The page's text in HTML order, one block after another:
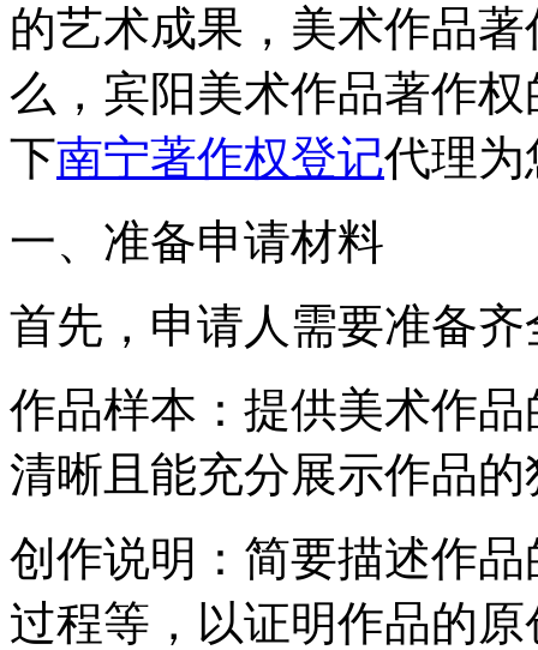
的艺术成果，美术作品
么，宾阳美术作品著作
下南宁著作权登记代理为
一、准备申请材料
首先，申请人需要准备
作品样本‌：提供美术作
清晰且能充分展示作品
创作说明‌：简要描述作
过程等，以证明作品的原